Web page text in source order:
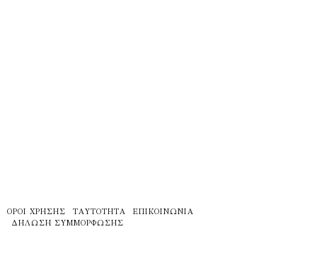
ΌΡΟΙ ΧΡΉΣΗΣ ΤΑΥΤΌΤΗΤΑ
ΕΠΙΚΟΙΝΩΝΊΑ
ΔΉΛΩΣΗ ΣΥΜΜΌΡΦΩΣΗΣ